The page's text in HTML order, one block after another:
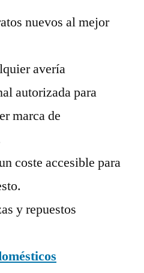
nuevos al mejor
avería
autorizada para
marca de
coste accesible para
y repuestos